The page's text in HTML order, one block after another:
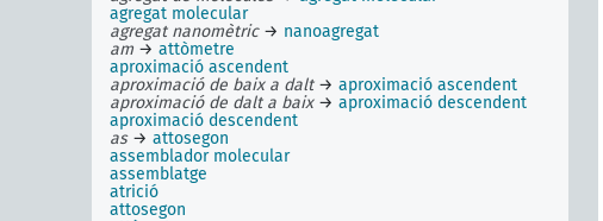
agregat molecular
agregat nanomètric→ nanoagregat
am → attòmetre
aproximació ascendent
aproximació de baix a dalt→ aproximació ascendent
aproximació de dalt a baix→ aproximació descendent
aproximació descendent
as→ attosegon
assemblador molecular
assemblatge
atrició
attosegon